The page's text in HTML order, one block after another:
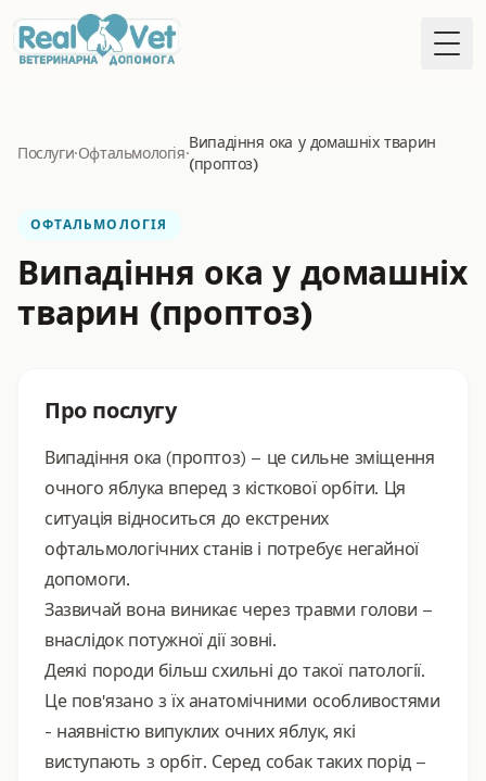
Послуги·Офтальмологія·
Випадіння ока у домашніх тварин
(проптоз)
ОФТАЛЬМОЛОГІЯ
Випадіння ока у домашніх
тварин (проптоз)
Про послугу
Випадіння ока (проптоз) – це сильне зміщення
очного яблука вперед з кісткової орбіти. Ця
ситуація відноситься до екстрених
офтальмологічних станів і потребує негайної
допомоги.
Зазвичай вона виникає через травми голови –
внаслідок потужної дії зовні.
Деякі породи більш схильні до такої патології.
Це пов'язано з їх анатомічними особливостями
- наявністю випуклих очних яблук, які
виступають з орбіт. Серед собак таких порід –